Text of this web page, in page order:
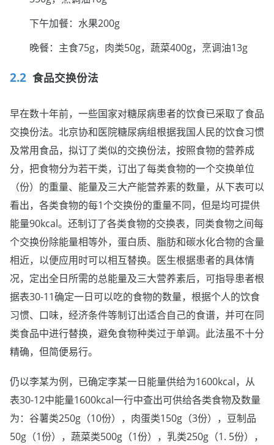
下午加餐：水果200g
晚餐：主食75g，肉类50g，蔬菜400g，烹调油13g
食品交换份法
早在数十年前，一些国家对糖尿病患者的饮食已采取了食品
交换份法。北京协和医院糖尿病组根据我国人民的饮食习惯
及常用食品，拟订了类似的交换份法，按照食物的营养成
分，把食物分为若干类，订出了每类食物的一个交换单位
（份）的重量、能量及三大产能营养素的数量，从下表可以
看出，各类食物的每1个交换份的重量不同，但是均可提供
能量90kcal。还制订了各类食物的交换表，同类食物之间每
个交换份除能量相等外，蛋白质、脂肪和碳水化合物的含量
相近，以便应用时可以相互替换。医生根据患者的具体情
况，定出全日所需的总能量及三大营养素后，可指导患者根
据表30-11确定一日可以吃的食物的数量，根据个人的饮食
习惯、口味，经济条件等制订出适合自己的食谱，并可在同
类食品中进行替换，避免食物种类过于单调。此法虽不十分
精确，但简便易行。
仍以李某为例，已确定李某一日能量供给为1600kcal，从
表30-12中能量1600kcal一行中查出可供给各类食物及数量
为：谷薯类250g（10份），肉蛋类150g（3份），豆制品
50g（1份），蔬菜类500g（1份），乳类250g（1. 5份），